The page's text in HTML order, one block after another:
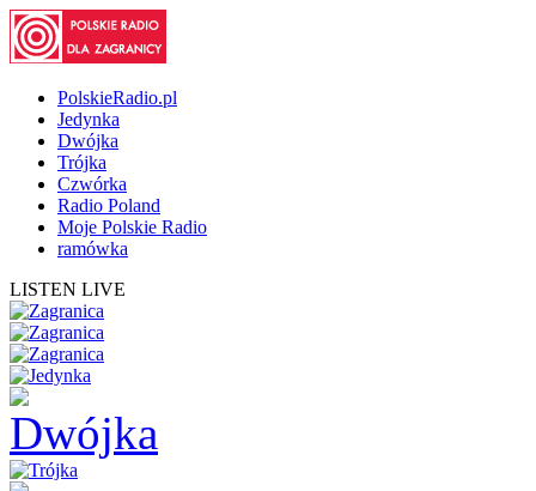
PolskieRadio.pl
Jedynka
Dwójka
Trójka
Czwórka
Radio Poland
Moje Polskie Radio
ramówka
LISTEN LIVE